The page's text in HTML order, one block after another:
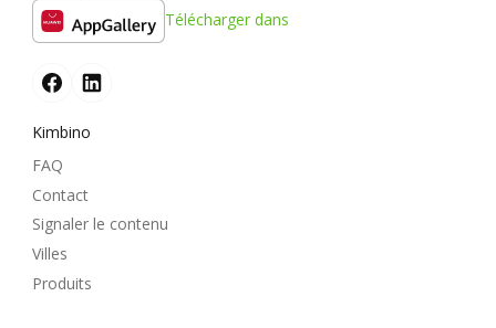
Télécharger dans
Kimbino
FAQ
Contact
Signaler le contenu
Villes
Produits